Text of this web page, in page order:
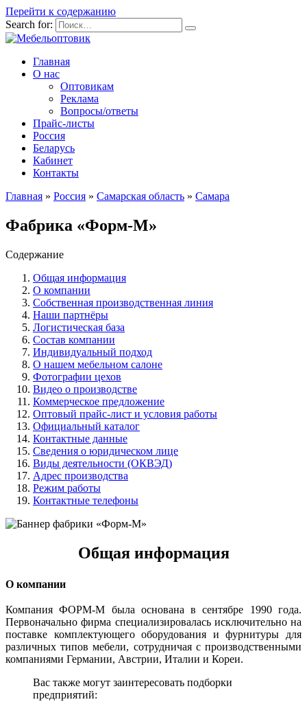
Перейти к содержанию
Search for:
Главная
О нас
Оптовикам
Реклама
Вопросы/ответы
Прайс-листы
Россия
Беларусь
Кабинет
Контакты
Главная » Россия » Самарская область » Самара
Фабрика «Форм-М»
Содержание
Общая информация
О компании
Собственная производственная линия
Наши партнёры
Логистическая база
Состав компании
Индивидуальный подход
О нашем мебельном салоне
Фотографии цехов
Видео о производстве
Коммерческое предложение
Оптовый прайс-лист и условия работы
Официальный каталог
Контактные данные
Сведения о юридическом лице
Виды деятельности (ОКВЭД)
Адрес производства
Режим работы
Контактные телефоны
Общая информация
О компании
Компания ФОРМ-М была основана в сентябре 1990 года.
Первоначально фирма специализировалась исключительно на
поставке комплектующего оборудования и фурнитуры для
различных типов мебели, сотрудничая с производственными
компаниями Германии, Австрии, Италии и Кореи.
Вас также могут заинтересовать подборки
предприятий: